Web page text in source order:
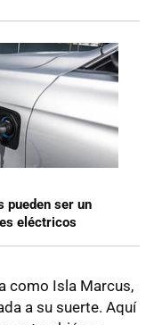
pueden ser un
eléctricos
como Isla Marcus,
a su suerte. Aquí